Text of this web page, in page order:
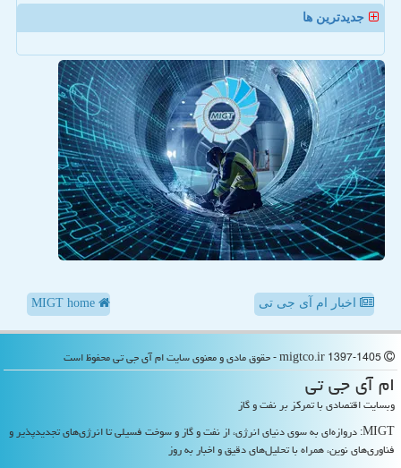
جدیدترین ها
اخبار ام آی جی تی
ام آی جی تی
وبسایت اقتصادی با تمرکز بر نفت و گاز
MIGT: دروازه‌ای به سوی دنیای انرژی، از نفت و گاز و سوخت فسیلی تا انرژی‌های تجدیدپذیر و
فناوری‌های نوین، همراه با تحلیل‌های دقیق و اخبار به روز